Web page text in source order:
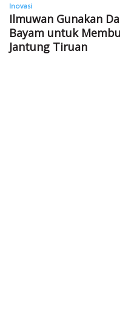
Inovasi
Ilmuwan Gunakan
Bayam untuk
Jantung Tiruan